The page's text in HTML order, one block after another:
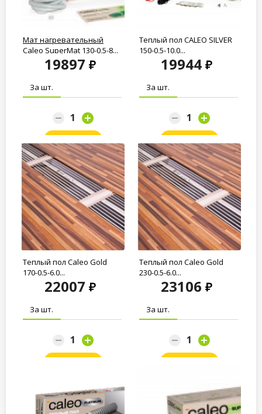
Мат нагревательный
Caleo SuperMat 130-0,5-8...
19897
За шт.
Заказать
Теплый пол CALEO SILVER
150-0,5-10,0...
19944
За шт.
Заказать
Теплый пол Caleo Gold
170-0.5-6.0...
22007
За шт.
Заказать
Теплый пол Caleo Gold
230-0.5-6.0...
23106
За шт.
Заказать